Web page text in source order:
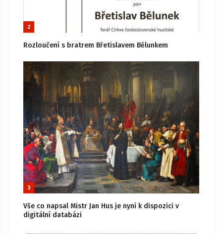
2
Rozloučení s bratrem Břetislavem Bělunkem
3
Vše co napsal Mistr Jan Hus je nyní k dispozici v
digitální databázi